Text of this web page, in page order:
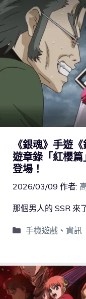
《銀魂》手遊
遊章錄「紅櫻
登場！
2026/03/09 作者:
那個男人的 SSR 來
手機遊戲、 資訊